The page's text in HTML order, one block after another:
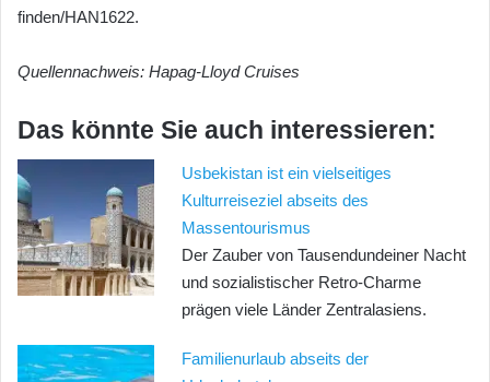
finden/HAN1622.
Quellennachweis: Hapag-Lloyd Cruises
Das könnte Sie auch interessieren:
Usbekistan ist ein vielseitiges
Kulturreiseziel abseits des
Massentourismus
Der Zauber von Tausendundeiner Nacht
und sozialistischer Retro-Charme
prägen viele Länder Zentralasiens.
Familienurlaub abseits der